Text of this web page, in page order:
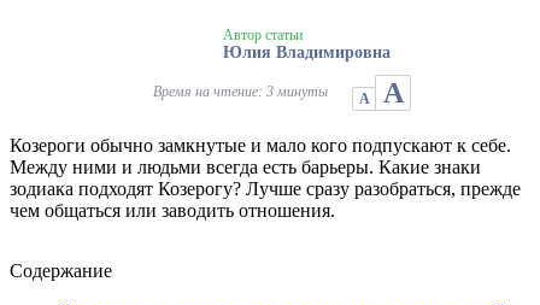
Автор статьи
Юлия Владимировна
Время на чтение: 3 минуты А А
Козероги обычно замкнутые и мало кого подпускают к себе.
Между ними и людьми всегда есть барьеры. Какие знаки
зодиака подходят Козерогу? Лучше сразу разобраться, прежде
чем общаться или заводить отношения.
Содержание